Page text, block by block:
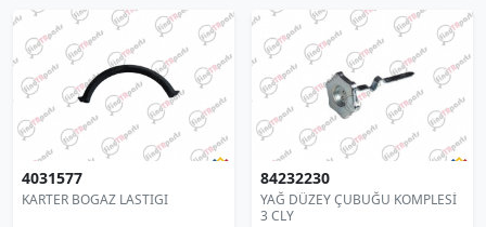
4031577
KARTER BOGAZ LASTIGI
84232230
YAĞ DÜZEY ÇUBUĞU KOMPLESİ
3 CLY